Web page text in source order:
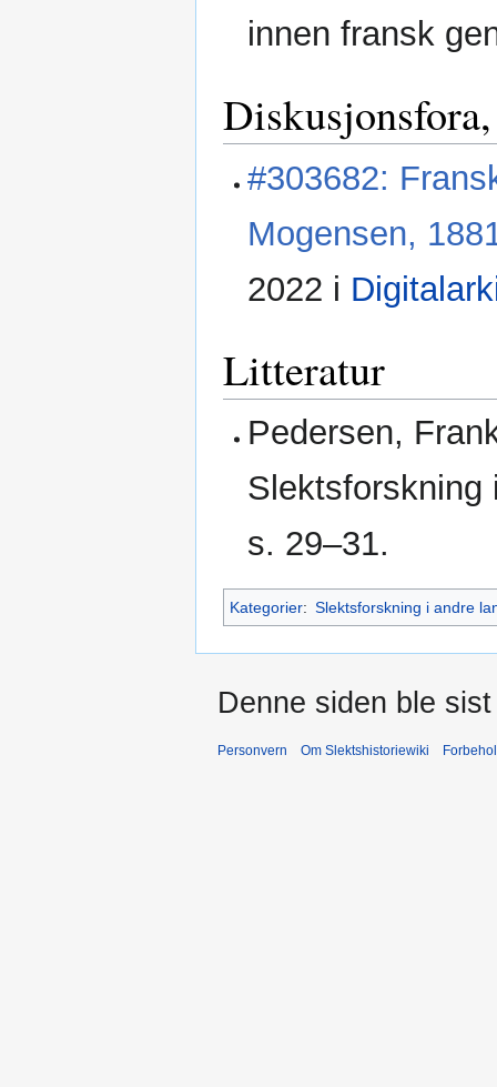
innen fransk
#303682:
Mogensen,
2022 i
Litteratur
Pedersen,
s. 29–31.
Kategorier: Slektsforskning i andre
Denne siden ble
Personvern Om Slektshistoriewiki